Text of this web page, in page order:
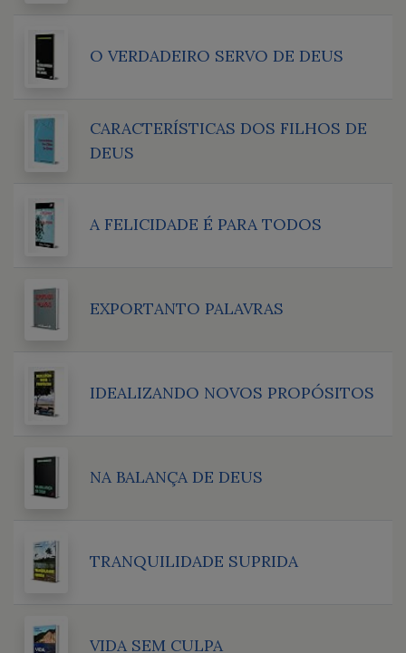
O VERDADEIRO SERVO DE DEUS
CARACTERÍSTICAS DOS FILHOS DE
DEUS
A FELICIDADE É PARA TODOS
EXPORTANTO PALAVRAS
IDEALIZANDO NOVOS PROPÓSITOS
NA BALANÇA DE DEUS
TRANQUILIDADE SUPRIDA
VIDA SEM CULPA